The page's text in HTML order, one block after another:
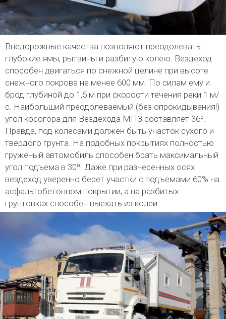
Внедорожные качества позволяют преодолевать
глубокие ямы, рытвины и разбитую колею. Вездеход
способен двигаться по снежной целине при высоте
снежного покрова не менее 600 мм. По силам ему и
брод глубиной до 1,5 м при скорости течения реки 1 м/
с. Наибольший преодолеваемый (без опрокидывания!)
угол косогора для Вездехода МПЗ составляет 36º.
Правда, под колесами должен быть участок сухого и
твердого грунта. На подобных покрытиях полностью
груженый автомобиль способен брать максимальный
угол подъема в 30º. Даже при разнесенных осях
вездеход уверенно берет участки с подъемами 60% на
асфальтобетонном покрытии, а на разбитых
грунтовках способен выехать из колеи.